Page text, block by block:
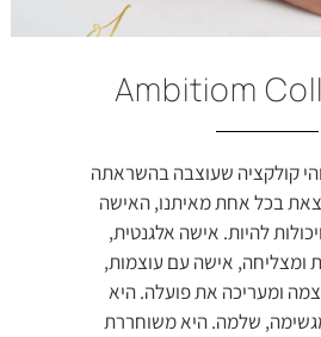
Ambitiom
קולקציה שעוצבה בהשראתה
בכל אחת מאיתנו, האישה
להיות. אישה אלגנטית,
ומצליחה, אישה עם עוצמות,
ומעריכה את פועלה. היא
שלמה. היא משוחררת